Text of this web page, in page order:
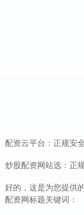
配资云平台：正规安
炒股配资网站选：正
好的，这是为您提供
配资网标题关键词：